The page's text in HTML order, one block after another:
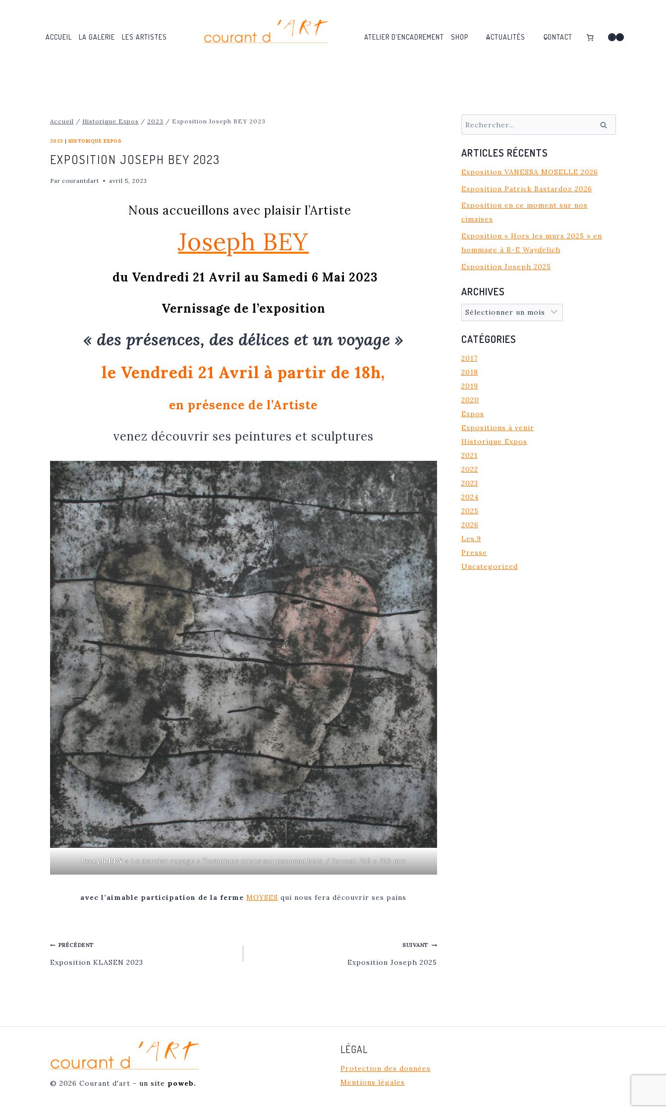
ACCUEIL LA GALERIE LES ARTISTES ATELIER D’ENCADREMENT SHOP ACTUALITÉS CONTACT Facebook
Instagram
Accueil / Historique Expos / 2023 / Exposition Joseph BEY 2023
2023 |HISTORIQUE EXPOS
EXPOSITION JOSEPH BEY 2023
Par courantdart avril 5, 2023
Nous accueillons avec plaisir l’Artiste
Joseph BEY
du Vendredi 21 Avril au Samedi 6 Mai 2023
Vernissage de l’exposition
« des présences, des délices et un voyage »
le Vendredi 21 Avril à partir de 18h,
en présence de l’Artiste
venez découvrir ses peintures et sculptures
Joseph BEY « Le dernier voyage » Technique mixte sur panneau bois / format 750 x 750 mm
avec l’aimable participation de la ferme MOYSES qui nous fera découvrir ses pains
NAVIGATION
DE
PRÉCÉDENT
Exposition KLASEN 2023
SUIVANT
Exposition Joseph 2025
Rechercher :
ARTICLES RÉCENTS
Exposition VANESSA MOSELLE 2026
Exposition Patrick Bastardoz 2026
Exposition en ce moment sur nos
cimaises
Exposition « Hors les murs 2025 » en
hommage à R-E Waydelich
Exposition Joseph 2025
ARCHIVES
Archives
CATÉGORIES
2017
2018
2019
2020
Expos
Expositions à venir
Historique Expos
2021
2022
2023
2024
2025
2026
Les.9
Presse
Uncategorized
© 2026 Courant d'art - un site poweb.
LÉGAL
Protection des données
Mentions légales